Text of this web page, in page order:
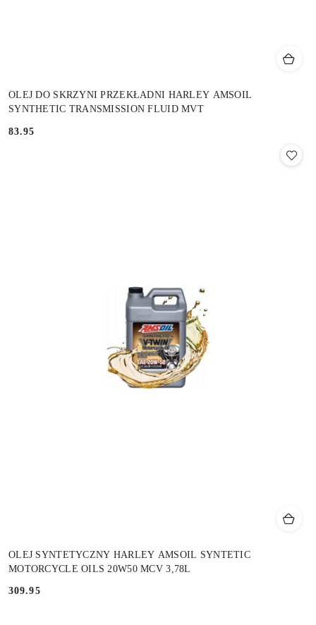
OLEJ DO SKRZYNI PRZEKŁADNI HARLEY AMSOIL
SYNTHETIC TRANSMISSION FLUID MVT
Cena:
83.95
OLEJ SYNTETYCZNY HARLEY AMSOIL SYNTETIC
MOTORCYCLE OILS 20W50 MCV 3,78L
Cena:
309.95